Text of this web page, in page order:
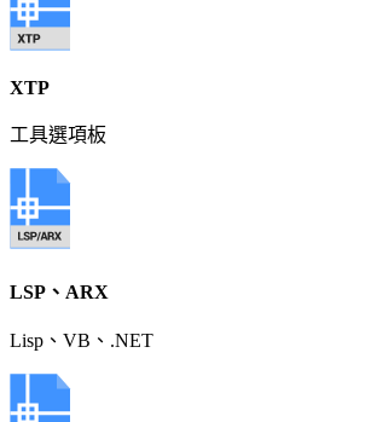
XTP
工具選項板
LSP、ARX
Lisp、VB、.NET